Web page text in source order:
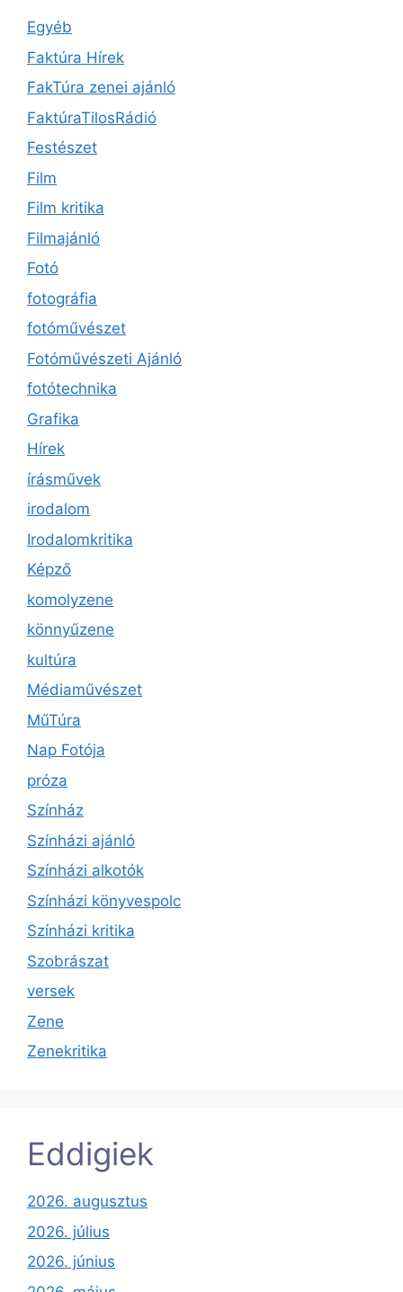
Egyéb
Faktúra Hírek
FakTúra zenei ajánló
FaktúraTilosRádió
Festészet
Film
Film kritika
Filmajánló
Fotó
fotográfia
fotóművészet
Fotóművészeti Ajánló
fotótechnika
Grafika
Hírek
írásművek
irodalom
Irodalomkritika
Képző
komolyzene
könnyűzene
kultúra
Médiaművészet
MűTúra
Nap Fotója
próza
Színház
Színházi ajánló
Színházi alkotók
Színházi könyvespolc
Színházi kritika
Szobrászat
versek
Zene
Zenekritika
Eddigiek
2026. augusztus
2026. július
2026. június